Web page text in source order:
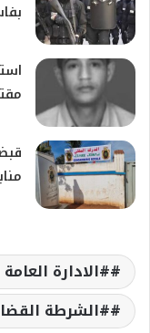
#الادارة
#الشرطة